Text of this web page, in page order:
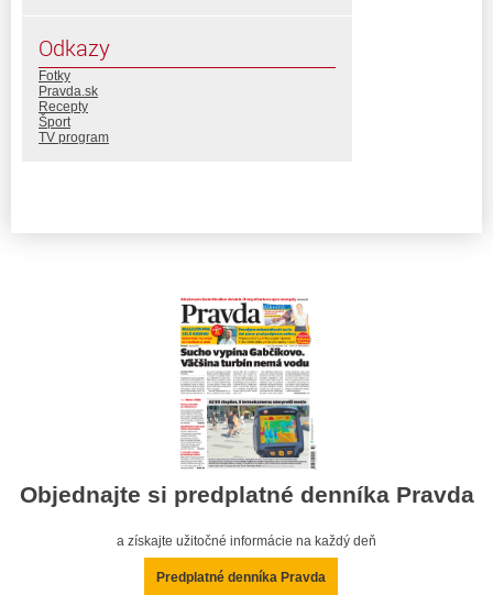
Odkazy
Fotky
Pravda.sk
Recepty
Šport
TV program
Objednajte si predplatné denníka Pravda
a získajte užitočné informácie na každý deň
Predplatné denníka Pravda